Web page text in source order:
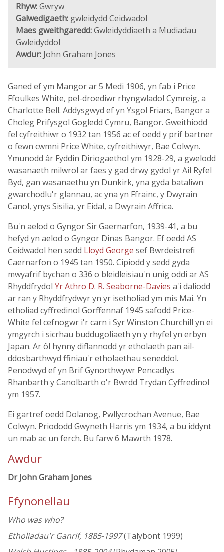
Rhyw:Gwryw
Galwedigaeth: gwleidydd Ceidwadol
Maes gweithgaredd:Gwleidyddiaeth a Mudiadau
Gwleidyddol
Awdur: John Graham Jones
Ganed ef ym Mangor ar 5 Medi 1906, yn fab i Price
Ffoulkes White, pel-droediwr rhyngwladol Cymreig, a
Charlotte Bell. Addysgwyd ef yn Ysgol Friars, Bangor a
Choleg Prifysgol Gogledd Cymru, Bangor. Gweithiodd
fel cyfreithiwr o 1932 tan 1956 ac ef oedd y prif bartner
o fewn cwmni Price White, cyfreithiwyr, Bae Colwyn.
Ymunodd âr Fyddin Diriogaethol ym 1928-29, a gwelodd
wasanaeth milwrol ar faes y gad drwy gydol yr Ail Ryfel
Byd, gan wasanaethu yn Dunkirk, yna gyda bataliwn
gwarchodlu'r glannau, ac yna yn Ffrainc, y Dwyrain
Canol, ynys Sisilia, yr Eidal, a Dwyrain Affrica.
Bu'n aelod o Gyngor Sir Gaernarfon, 1939-41, a bu
hefyd yn aelod o Gyngor Dinas Bangor. Ef oedd AS
Ceidwadol hen sedd Lloyd George sef Bwrdeistrefi
Caernarfon o 1945 tan 1950. Cipiodd y sedd gyda
mwyafrif bychan o 336 o bleidleisiau'n unig oddi ar AS
Rhyddfrydol Yr Athro D. R. Seaborne-Davies a'i daliodd
ar ran y Rhyddfrydwyr yn yr isetholiad ym mis Mai. Yn
etholiad cyffredinol Gorffennaf 1945 safodd Price-
White fel cefnogwr i'r carn i Syr Winston Churchill yn ei
ymgyrch i sicrhau buddugoliaeth yn y rhyfel yn erbyn
Japan. Ar ôl hynny diflannodd yr etholaeth pan ail-
ddosbarthwyd ffiniau'r etholaethau seneddol.
Penodwyd ef yn Brif Gynorthwywr Pencadlys
Rhanbarth y Canolbarth o'r Bwrdd Trydan Cyffredinol
ym 1957.
Ei gartref oedd Dolanog, Pwllycrochan Avenue, Bae
Colwyn. Priododd Gwyneth Harris ym 1934, a bu iddynt
un mab ac un ferch. Bu farw 6 Mawrth 1978.
Awdur
Dr John Graham Jones
Ffynonellau
Who was who?
Etholiadau'r Ganrif, 1885-1997(Talybont 1999)